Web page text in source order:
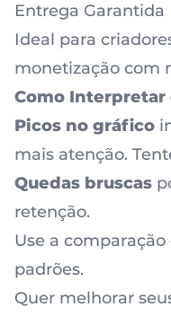
Entrega Garantida
Ideal para
monetização com
Como Interpretar
Picos no gráfico
mais atenção.
Quedas bruscas
retenção.
Use a
padrões.
Quer melhorar